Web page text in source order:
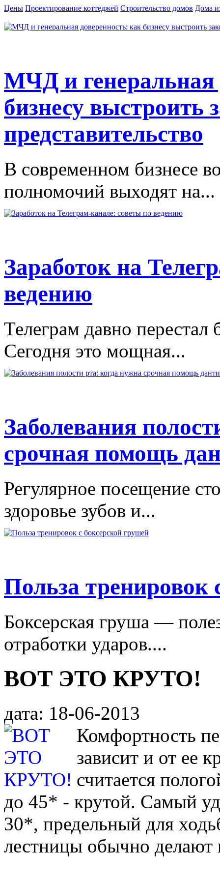
Цены Проектирование коттеджей Строительство домов Дома
МЧД и генеральная
бизнесу выстроить
представительство
В современном бизнесе
полномочий выходят на...
Заработок на
ведению
Телеграм давно
Сегодня это мощная...
Заболевания
срочная помощь
Регулярное посещение
здоровье зубов и...
Польза тренировок
Боксерская груша —
отработки ударов....
ВОТ ЭТО КРУТО!
дата: 18-06-2013
Комфортность
зависит и от ее
считается
до 45* - крутой. Самый
30*, предельный для
лестницы обычно